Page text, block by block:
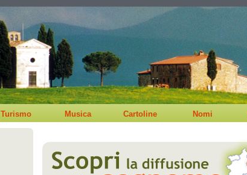
Turismo Musica Cartoline Nomi